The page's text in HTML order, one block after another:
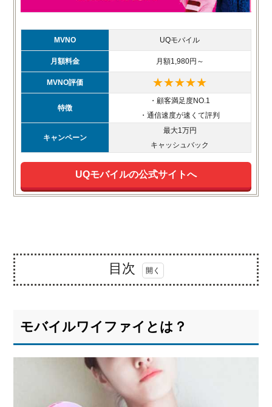
MVNO UQモバイル
月額料金 月額1,980円～
MVNO評価 ★★★★★
特徴
・顧客満足度NO.1
・通信速度が速くて評判
キャンペーン
最大1万円
キャッシュバック
UQモバイルの公式サイトへ
目次
ワイ
ファ
イと
モバ
モバイルワイファイとは？